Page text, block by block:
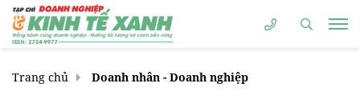
Trang chủ Doanh nhân - Doanh nghiệp